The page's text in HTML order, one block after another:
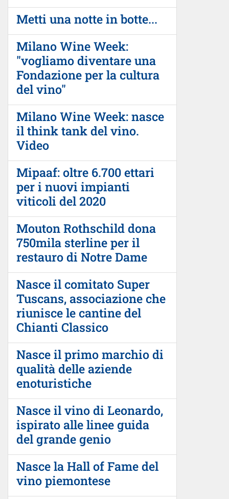
Metti una notte in botte...
Milano Wine Week:
"vogliamo diventare una
Fondazione per la cultura
del vino"
Milano Wine Week: nasce
il think tank del vino.
Video
Mipaaf: oltre 6.700 ettari
per i nuovi impianti
viticoli del 2020
Mouton Rothschild dona
750mila sterline per il
restauro di Notre Dame
Nasce il comitato Super
Tuscans, associazione che
riunisce le cantine del
Chianti Classico
Nasce il primo marchio di
qualità delle aziende
enoturistiche
Nasce il vino di Leonardo,
ispirato alle linee guida
del grande genio
Nasce la Hall of Fame del
vino piemontese